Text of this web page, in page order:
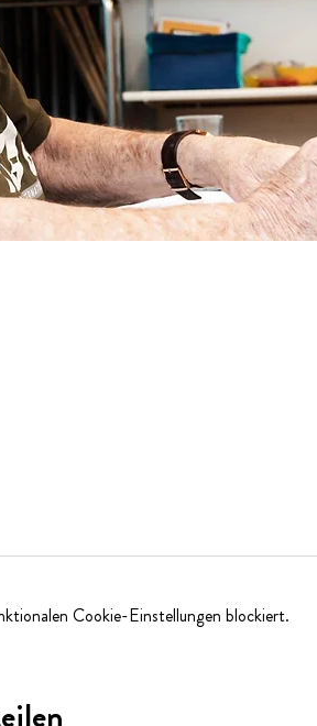
Cookie-Einstellungen blockiert.